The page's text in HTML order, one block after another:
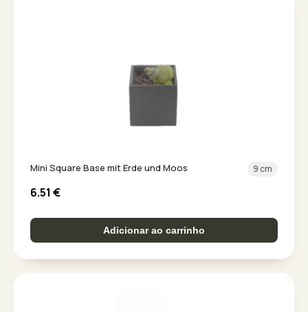
Mini Square Base mit Erde und Moos 9 cm
6.51 €
Adicionar ao carrinho